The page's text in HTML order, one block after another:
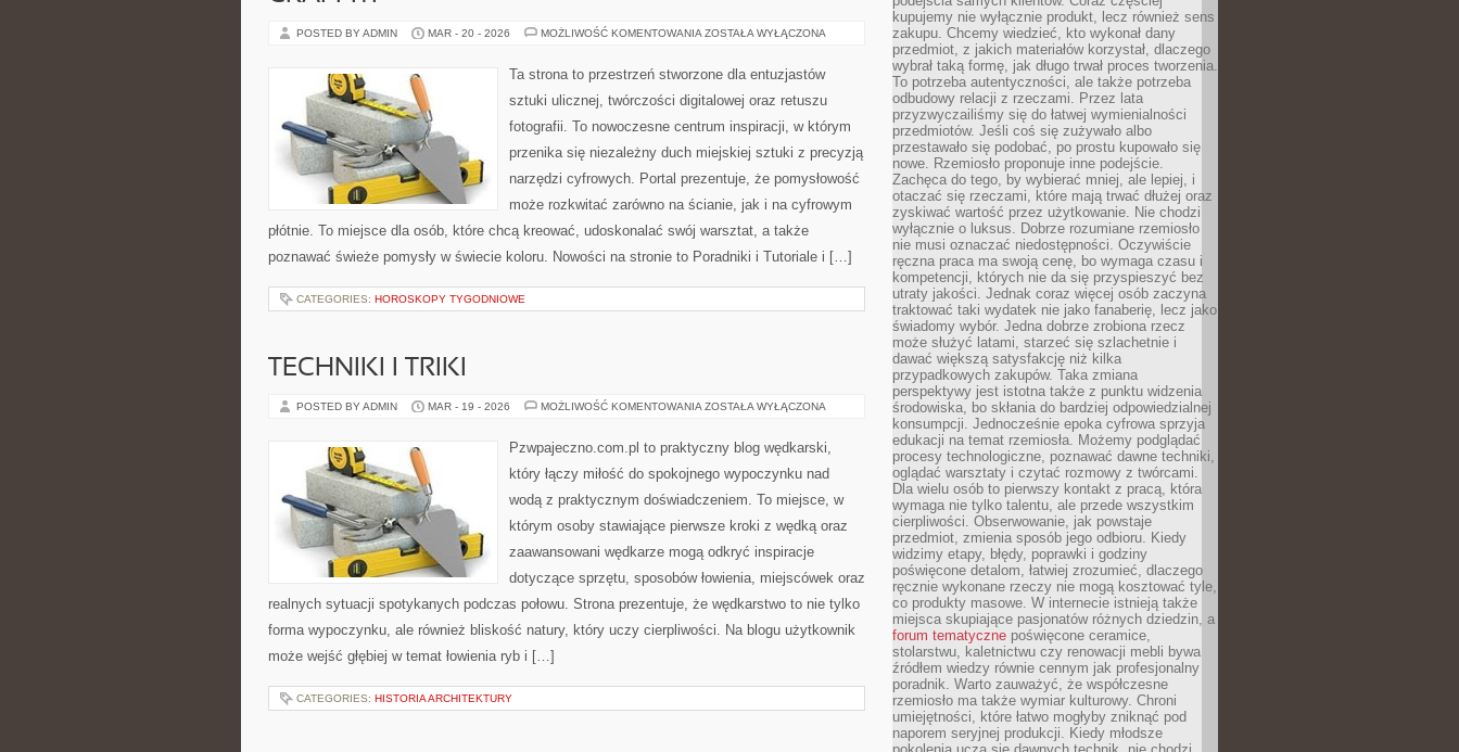
POSTED BY ADMIN MAR - 20 - 2026 MOŻLIWOŚĆ KOMENTOWANIA GRAFFITI
ZOSTAŁA WYŁĄCZONA
Ta strona to przestrzeń stworzone dla entuzjastów
sztuki ulicznej, twórczości digitalowej oraz retuszu
fotografii. To nowoczesne centrum inspiracji, w którym
przenika się niezależny duch miejskiej sztuki z precyzją
narzędzi cyfrowych. Portal prezentuje, że pomysłowość
może rozkwitać zarówno na ścianie, jak i na cyfrowym
płótnie. To miejsce dla osób, które chcą kreować, udoskonalać swój warsztat, a także
poznawać świeże pomysły w świecie koloru. Nowości na stronie to Poradniki i Tutoriale i […]
CATEGORIES: HOROSKOPY TYGODNIOWE
TECHNIKI I TRIKI
POSTED BY ADMIN MAR - 19 - 2026 MOŻLIWOŚĆ KOMENTOWANIA TECHNIKI
ZOSTAŁA WYŁĄCZONA
Pzwpajeczno.com.pl to praktyczny blog wędkarski,
który łączy miłość do spokojnego wypoczynku nad
wodą z praktycznym doświadczeniem. To miejsce, w
którym osoby stawiające pierwsze kroki z wędką oraz
zaawansowani wędkarze mogą odkryć inspiracje
dotyczące sprzętu, sposobów łowienia, miejscówek oraz
realnych sytuacji spotykanych podczas połowu. Strona prezentuje, że wędkarstwo to nie tylko
forma wypoczynku, ale również bliskość natury, który uczy cierpliwości. Na blogu użytkownik
może wejść głębiej w temat łowienia ryb i […]
CATEGORIES: HISTORIA ARCHITEKTURY
kupujemy nie wyłącznie produkt, lecz również sens
zakupu. Chcemy wiedzieć, kto wykonał dany
przedmiot, z jakich materiałów korzystał, dlaczego
wybrał taką formę, jak długo trwał proces tworzenia.
To potrzeba autentyczności, ale także potrzeba
odbudowy relacji z rzeczami. Przez lata
przyzwyczailiśmy się do łatwej wymienialności
przedmiotów. Jeśli coś się zużywało albo
przestawało się podobać, po prostu kupowało się
nowe. Rzemiosło proponuje inne podejście.
Zachęca do tego, by wybierać mniej, ale lepiej, i
otaczać się rzeczami, które mają trwać dłużej oraz
zyskiwać wartość przez użytkowanie. Nie chodzi
wyłącznie o luksus. Dobrze rozumiane rzemiosło
nie musi oznaczać niedostępności. Oczywiście
ręczna praca ma swoją cenę, bo wymaga czasu i
kompetencji, których nie da się przyspieszyć bez
utraty jakości. Jednak coraz więcej osób zaczyna
traktować taki wydatek nie jako fanaberię, lecz jako
świadomy wybór. Jedna dobrze zrobiona rzecz
może służyć latami, starzeć się szlachetnie i
dawać większą satysfakcję niż kilka
przypadkowych zakupów. Taka zmiana
perspektywy jest istotna także z punktu widzenia
środowiska, bo skłania do bardziej odpowiedzialnej
konsumpcji. Jednocześnie epoka cyfrowa sprzyja
edukacji na temat rzemiosła. Możemy podglądać
procesy technologiczne, poznawać dawne techniki,
oglądać warsztaty i czytać rozmowy z twórcami.
Dla wielu osób to pierwszy kontakt z pracą, która
wymaga nie tylko talentu, ale przede wszystkim
cierpliwości. Obserwowanie, jak powstaje
przedmiot, zmienia sposób jego odbioru. Kiedy
widzimy etapy, błędy, poprawki i godziny
poświęcone detalom, łatwiej zrozumieć, dlaczego
ręcznie wykonane rzeczy nie mogą kosztować tyle,
co produkty masowe. W internecie istnieją także
miejsca skupiające pasjonatów różnych dziedzin, a
forum tematyczne poświęcone ceramice,
stolarstwu, kaletnictwu czy renowacji mebli bywa
źródłem wiedzy równie cennym jak profesjonalny
poradnik. Warto zauważyć, że współczesne
rzemiosło ma także wymiar kulturowy. Chroni
umiejętności, które łatwo mogłyby zniknąć pod
naporem seryjnej produkcji. Kiedy młodsze